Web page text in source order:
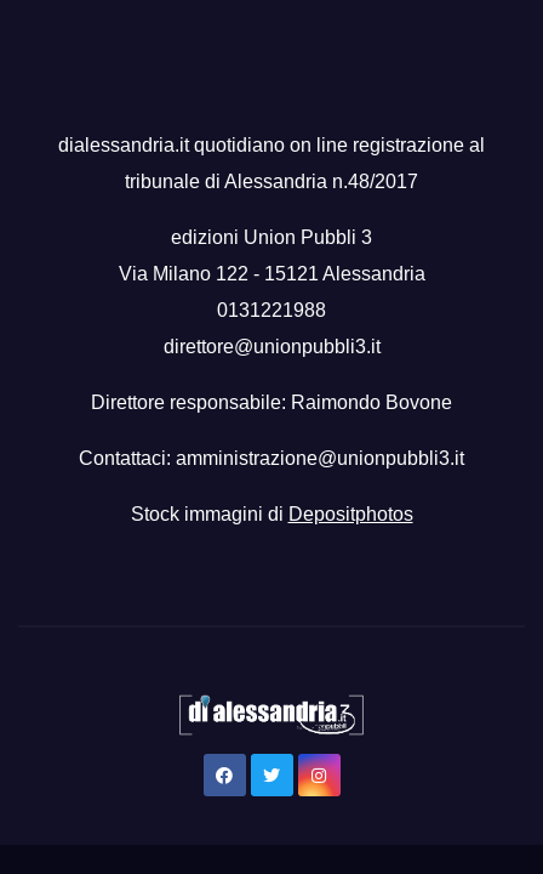
dialessandria.it quotidiano on line registrazione al
tribunale di Alessandria n.48/2017
edizioni Union Pubbli 3
Via Milano 122 - 15121 Alessandria
0131221988
direttore@unionpubbli3.it
Direttore responsabile: Raimondo Bovone
Contattaci: amministrazione@unionpubbli3.it
Stock immagini di Depositphotos